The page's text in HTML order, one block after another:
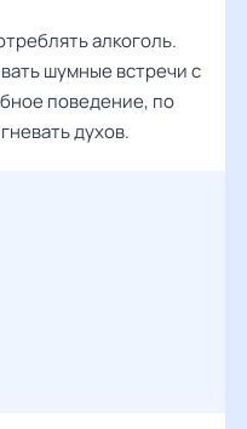
алкоголь.
шумные встречи с
поведение, по
духов.